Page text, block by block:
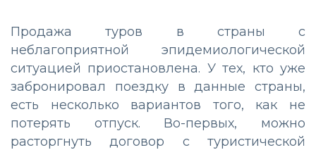
Продажа туров в страны с
неблагоприятной эпидемиологической
ситуацией приостановлена. У тех, кто уже
забронировал поездку в данные страны,
есть несколько вариантов того, как не
потерять отпуск. Во-первых, можно
расторгнуть договор с туристической